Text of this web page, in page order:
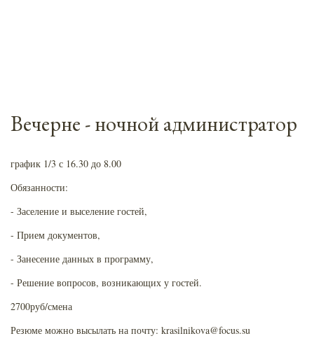
Вечерне - ночной администратор
график 1/3 с 16.30 до 8.00
Обязанности:
- Заселение и выселение гостей,
- Прием документов,
- Занесение данных в программу,
- Решение вопросов, возникающих у гостей.
2700руб/смена
Резюме можно высылать на почту: krasilnikova@focus.su